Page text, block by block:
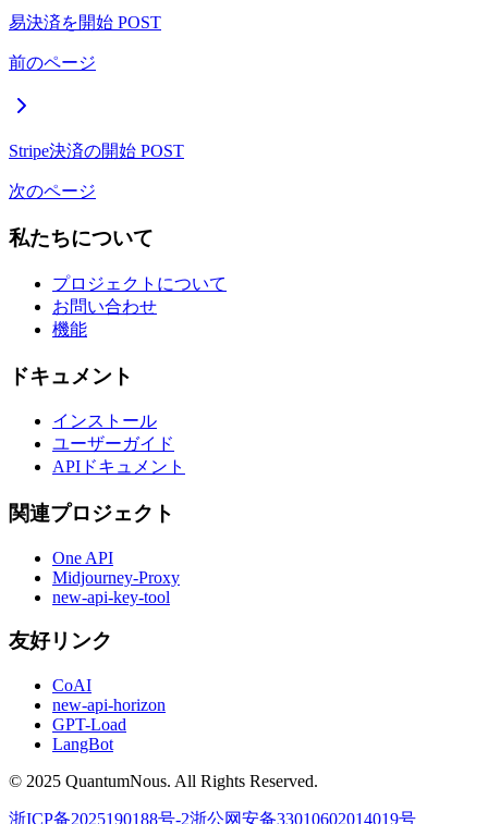
易決済を開始 POST
前のページ
Stripe決済の開始 POST
次のページ
私たちについて
プロジェクトについて
お問い合わせ
機能
ドキュメント
インストール
ユーザーガイド
APIドキュメント
関連プロジェクト
One API
Midjourney-Proxy
new-api-key-tool
友好リンク
CoAI
new-api-horizon
GPT-Load
LangBot
© 2025 QuantumNous. All Rights Reserved.
浙ICP备2025190188号-2浙公网安备33010602014019号